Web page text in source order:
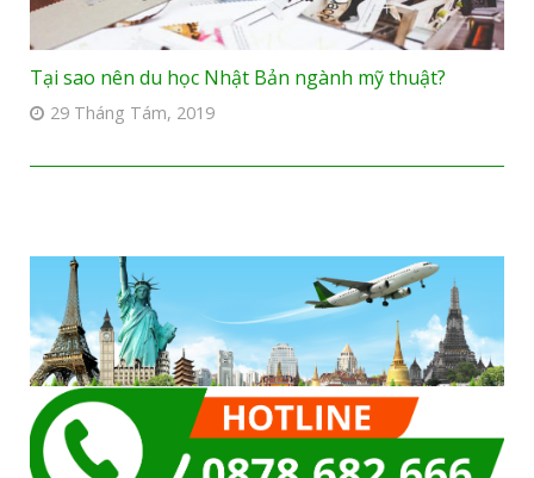
Tại sao nên du học Nhật Bản ngành mỹ thuật?
29 Tháng Tám, 2019